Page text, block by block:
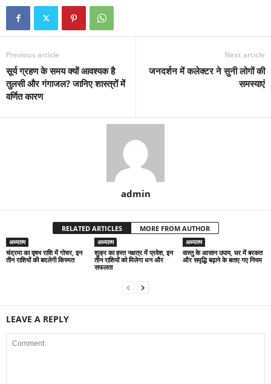
Previous article
सूर्य ग्रहण के समय क्यों आवश्यक है
तुलसी और गंगाजल? जानिए शास्त्रों में
वर्णित कारण
Next article
जनदर्शन में कलेक्टर ने सुनी लोगों की
समस्याएं
admin
RELATED ARTICLES MORE FROM AUTHOR
अध्यात्म
चंद्रमा का वृषभ राशि में गोचर, इन
तीन राशियों की बदलेगी किस्मत
अध्यात्म
शुक्र का हस्त नक्षत्र में प्रवेश, इन
तीन राशियों को मिलेगा धन और
सफलता
अध्यात्म
वास्तु के आसान उपाय, घर में बरकत
और समृद्धि बढ़ाने के बताए गए नियम
LEAVE A REPLY